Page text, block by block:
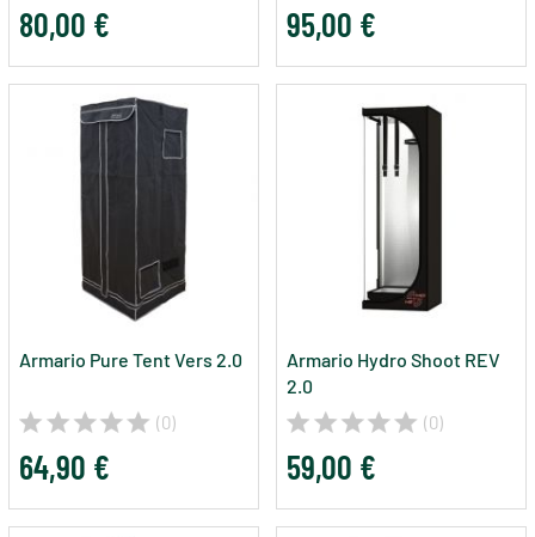
80,00 € 95,00 €
Armario Pure Tent Vers 2.0
(0)
64,90 €
Armario Hydro Shoot REV
2.0
(0)
59,00 €